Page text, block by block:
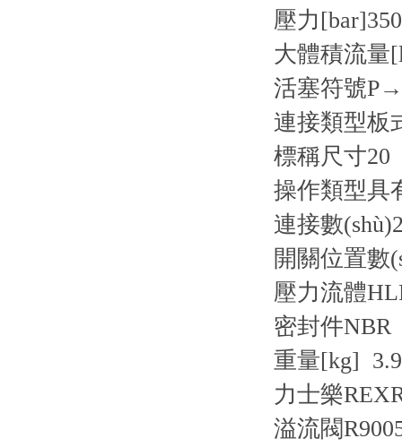
壓力[bar]350
大體積流量
活塞符號
連接類型板
標稱尺寸20
操作類型具
連接數(shù)
開關位置數
壓力流體
密封件NBR
重量[kg] 3.9
力士樂
溢流閥